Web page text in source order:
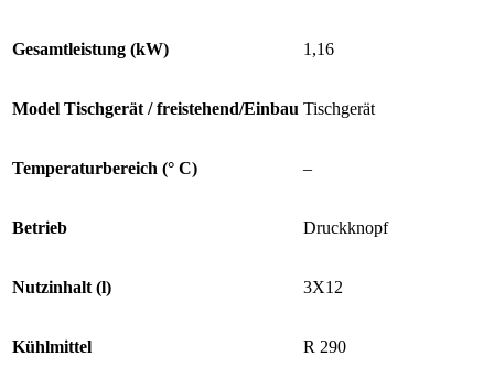
Gesamtleistung (kW) 1,16
Model Tischgerät / freistehend/Einbau Tischgerät
Temperaturbereich (° C) –
Betrieb Druckknopf
Nutzinhalt (l) 3X12
Kühlmittel R 290